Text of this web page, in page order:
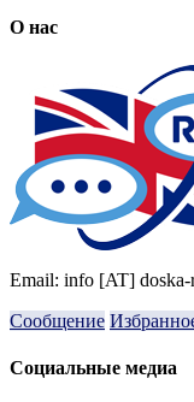
О нас
Email: info [AT] doska-
Сообщение
Социальные медиа